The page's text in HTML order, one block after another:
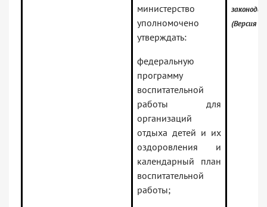
министерство
уполномочено
утверждать:
федеральную
программу
воспитательной
работы для
организаций
отдыха детей и их
оздоровления и
календарный план
воспитательной
работы;
(Версия